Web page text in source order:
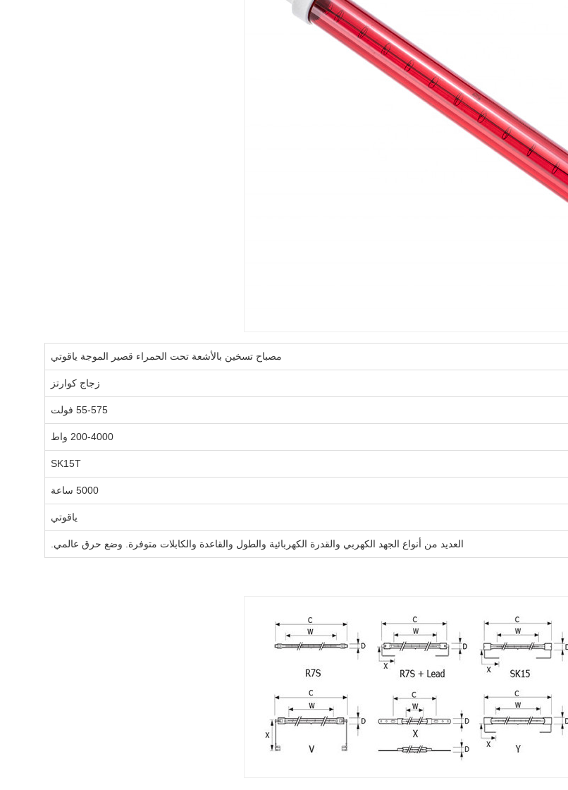
مصباح تسخين بالأشعة تحت الحمراء قصير الموجة ياقوتي
زجاج كوارتز
55-575 فولت
200-4000 واط
SK15T
5000 ساعة
ياقوتي
العديد من أنواع الجهد الكهربي والقدرة الكهربائية والطول والقاعدة والكابلات متوفرة. وضع حرق عالمي.